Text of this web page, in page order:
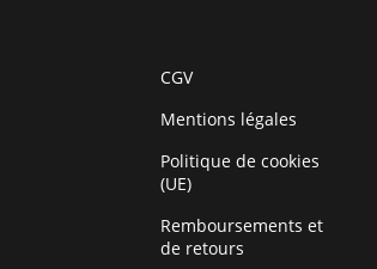
CGV
Mentions légales
Politique de cookies
(UE)
Remboursements et
de retours